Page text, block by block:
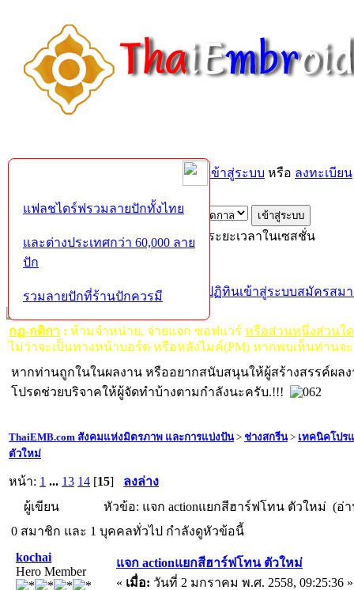
กรุณา เข้าสู่ระบบ หรือ ลงทะเบียน
เข้าสู่ระบบด้วยชื่อผู้ใช้ รหัสผ่าน และระยะเวลาในเซสชั่น
หน้าแรก เว็บบอร์ด ช่วยเหลือ ปฏิทินเข้าสู่ระบบสมัครสม
กฏ-กติกา : ห้ามจำหน่าย, จ่ายแจก ซอฟแวร์ หรือส่วนหนึ่งส่วนใ
ไม่ว่าจะเป็นทางหน้าบอร์ด หรือหลังไมค์(PM) หากพบเห็นท่านจ
หากท่านถูกในในผลงาน หรืออยากสนับสนุนให้ผู้สร้างสรรค์ผล
โปรดช่วยบริจาคให้ผู้จัดทำบ้างตามกำลังนะครับ.!!!
ThaiEMB.com สังคมแห่งมิตรภาพ และการแบ่งปัน> ช่างสกรีน> เทคนิคโปร
ตัวใหม่
หน้า: 1 ... 13 14 [15] ลงล่าง
ผู้เขียน
หัวข้อ: แจก actionแยกสีฮาร์ฟโทน ตัวใหม่ (อ่า
0 สมาชิก และ 1 บุคคลทั่วไป กำลังดูหัวข้อนี้
kochai
Hero Member
แจก actionแยกสีฮาร์ฟโทน ตัวใหม่
« เมื่อ: วันที่ 2 มกราคม พ.ศ. 2558, 09:25:36 »
แฟลชไดร์ฟรวมลายปักทั้งไทย
และต่างประเทศกว่า 60,000 ลาย
ปัก
รวมลายปักที่ร้านปักควรมี